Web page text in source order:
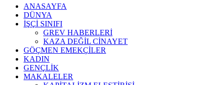
ANASAYFA
DÜNYA
İŞÇİ SINIFI
GREV HABERLERİ
KAZA DEĞİL CİNAYET
GÖÇMEN EMEKÇİLER
KADIN
GENÇLİK
MAKALELER